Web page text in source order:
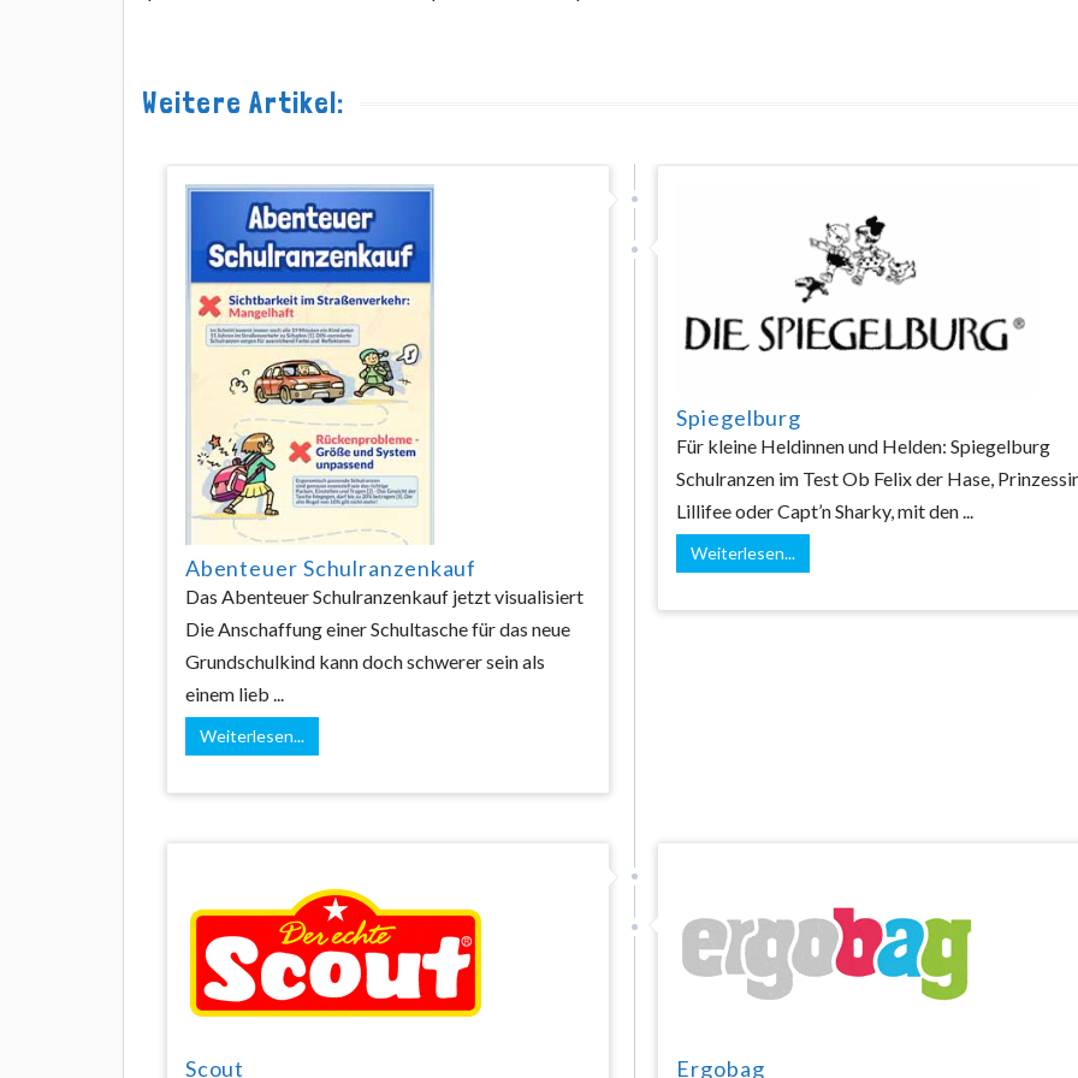
Weitere Artikel:
Abenteuer Schulranzenkauf
Das Abenteuer Schulranzenkauf jetzt visualisiert
Die Anschaffung einer Schultasche für das neue
Grundschulkind kann doch schwerer sein als
einem lieb ...
Weiterlesen...
Spiegelburg
Für kleine Heldinnen und Helden: Spiegelburg
Schulranzen im Test Ob Felix der Hase,
Lillifee oder Capt’n Sharky, mit den ...
Weiterlesen...
Scout Ergobag